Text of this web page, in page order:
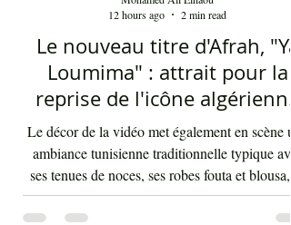
Le nouveau titre d'Afrah, "Ya
Loumima" : attrait pour la
reprise de l'icône algérienne
Rabah Driassa
Le décor de la vidéo met également en scène
Mohamed Ali Elhaou
12 hours ago
2 min read